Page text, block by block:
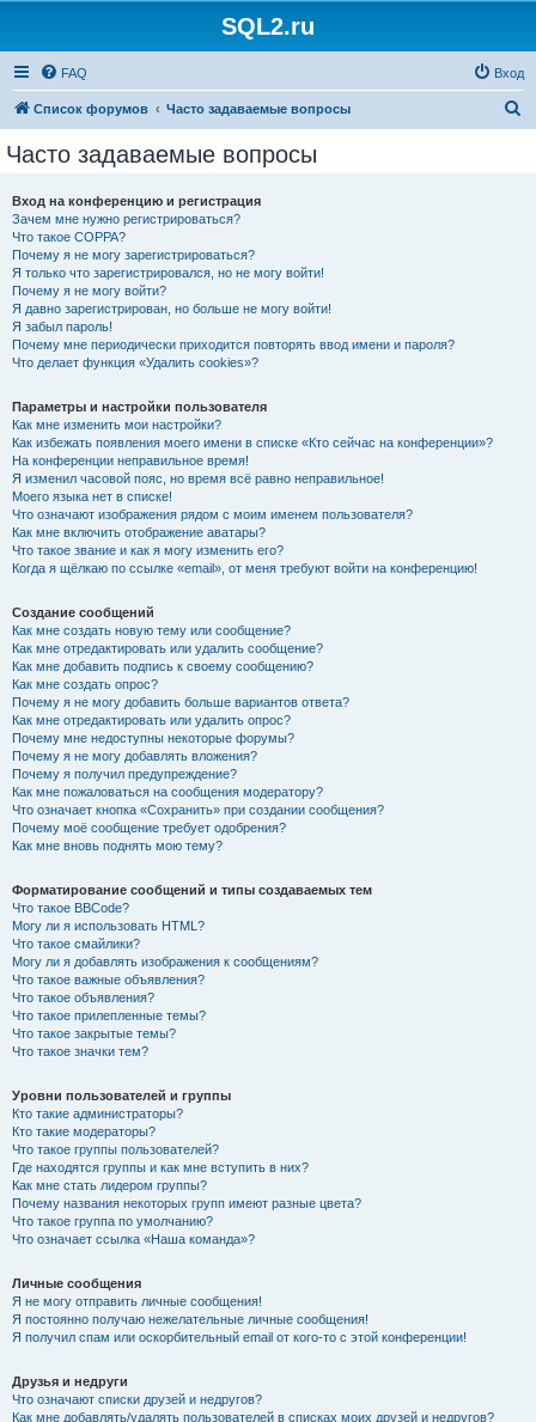
SQL2.ru
FAQ Вход
Список форумов Часто задаваемые вопросы
Часто задаваемые вопросы
Вход на конференцию и регистрация
Зачем мне нужно регистрироваться?
Что такое COPPA?
Почему я не могу зарегистрироваться?
Я только что зарегистрировался, но не могу войти!
Почему я не могу войти?
Я давно зарегистрирован, но больше не могу войти!
Я забыл пароль!
Почему мне периодически приходится повторять ввод имени и пароля?
Что делает функция «Удалить cookies»?
Параметры и настройки пользователя
Как мне изменить мои настройки?
Как избежать появления моего имени в списке «Кто сейчас на конференции»?
На конференции неправильное время!
Я изменил часовой пояс, но время всё равно неправильное!
Моего языка нет в списке!
Что означают изображения рядом с моим именем пользователя?
Как мне включить отображение аватары?
Что такое звание и как я могу изменить его?
Когда я щёлкаю по ссылке «email», от меня требуют войти на конференцию!
Создание сообщений
Как мне создать новую тему или сообщение?
Как мне отредактировать или удалить сообщение?
Как мне добавить подпись к своему сообщению?
Как мне создать опрос?
Почему я не могу добавить больше вариантов ответа?
Как мне отредактировать или удалить опрос?
Почему мне недоступны некоторые форумы?
Почему я не могу добавлять вложения?
Почему я получил предупреждение?
Как мне пожаловаться на сообщения модератору?
Что означает кнопка «Сохранить» при создании сообщения?
Почему моё сообщение требует одобрения?
Как мне вновь поднять мою тему?
Форматирование сообщений и типы создаваемых тем
Что такое BBCode?
Могу ли я использовать HTML?
Что такое смайлики?
Могу ли я добавлять изображения к сообщениям?
Что такое важные объявления?
Что такое объявления?
Что такое прилепленные темы?
Что такое закрытые темы?
Что такое значки тем?
Уровни пользователей и группы
Кто такие администраторы?
Кто такие модераторы?
Что такое группы пользователей?
Где находятся группы и как мне вступить в них?
Как мне стать лидером группы?
Почему названия некоторых групп имеют разные цвета?
Что такое группа по умолчанию?
Что означает ссылка «Наша команда»?
Личные сообщения
Я не могу отправить личные сообщения!
Я постоянно получаю нежелательные личные сообщения!
Я получил спам или оскорбительный email от кого-то с этой конференции!
Друзья и недруги
Что означают списки друзей и недругов?
Как мне добавлять/удалять пользователей в списках моих друзей и недругов?